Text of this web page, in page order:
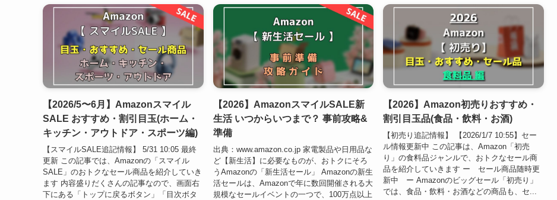
【2026/5〜6月】Amazonスマイル
SALE おすすめ・割引目玉(ホーム・
キッチン・アウトドア・スポーツ編)
【スマイルSALE追記情報】 5/31 10:05 最終
更新 この記事では、Amazonの「スマイル
SALE」のおトクなセール商品を紹介していき
ます 内容盛りだくさんの記事なので、画面右
下にある「トップに戻るボタン」「目次ボタ
【2026】AmazonスマイルSALE新
生活 いつからいつまで？ 事前攻略&
準備
出典：www.amazon.co.jp 家電製品や日用品な
ど【新生活】に必要なものが、おトクにそろ
うAmazonの「新生活セール」 Amazonの新生
活セールは、Amazonで年に数回開催される大
規模なセールイベントの一つで、100万点以上
【2026】Amazon初売りおすすめ・
割引目玉品(食品・飲料・お酒)
【初売り追記情報】 【2026/1/7 10:55】セー
ル情報更新中 この記事は、Amazon「初売
り」の食料品ジャンルで、おトクなセール商
品を紹介していきます ー セール商品随時更
新中 ー Amazonのビッグセール「初売り」
では、食品・飲料・お酒などの商品も、セ...